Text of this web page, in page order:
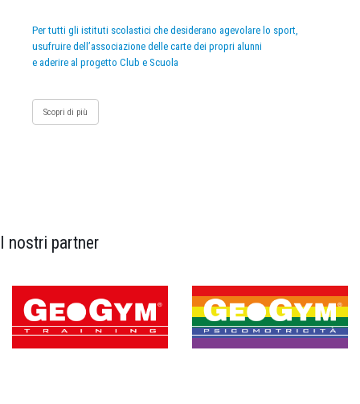
Per tutti gli istituti scolastici che desiderano agevolare lo sport,
usufruire dell’associazione delle carte dei propri alunni
e aderire al progetto Club e Scuola
Scopri di più
I nostri partner